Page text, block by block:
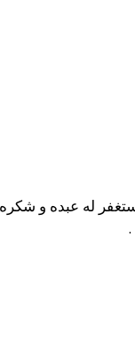
له عبده و